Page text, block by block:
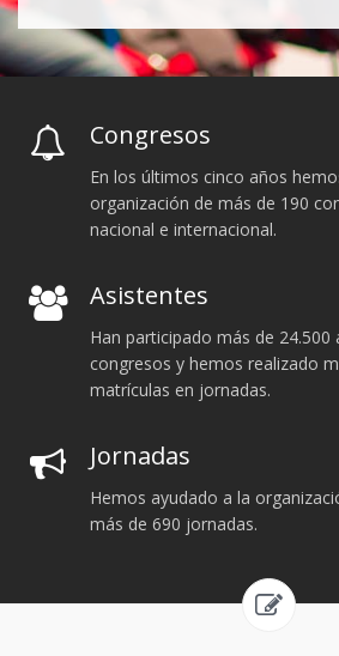
Congresos
En los últimos cinco años
organización de más de 190
nacional e internacional.
Asistentes
Han participado más de 24.500
congresos y hemos realizado
matrículas en jornadas.
Jornadas
Hemos ayudado a la
más de 690 jornadas.